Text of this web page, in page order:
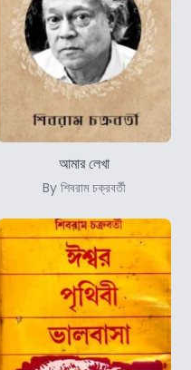
আমার লেখা
By শিবরাম চক্রবর্তী